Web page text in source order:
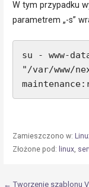
W tym przypadku
parametrem „-s”
su - www-
"/var/www/
Zamieszczono w:
Złożone pod: linux,
← Tworzenie szablonu